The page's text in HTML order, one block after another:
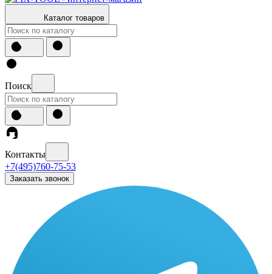
Каталог товаров
Поиск
Контакты
+7(495)760-75-53
Заказать звонок